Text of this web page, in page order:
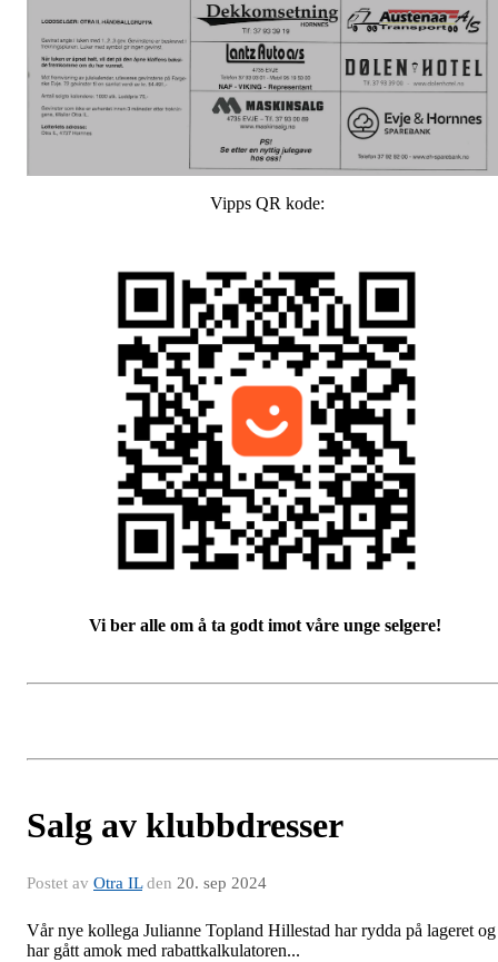
Vipps QR kode:
Vi ber alle om å ta godt imot våre unge selgere!
Salg av klubbdresser
Postet av Otra ILden 20. sep 2024
Vår nye kollega Julianne Topland Hillestad har rydda på lageret og
har gått amok med rabattkalkulatoren...